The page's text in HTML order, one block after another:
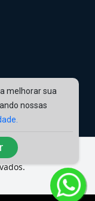
melhorar sua
nossas